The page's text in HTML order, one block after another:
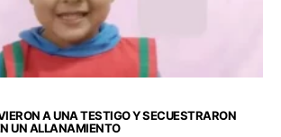
A UNA TESTIGO Y SECUESTRARON
UN ALLANAMIENTO